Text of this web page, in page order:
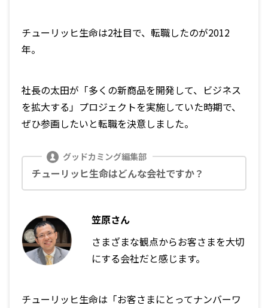
チューリッヒ生命は2社目で、転職したのが2012
年。
社長の太田が「多くの新商品を開発して、ビジネス
を拡大する」プロジェクトを実施していた時期で、
ぜひ参画したいと転職を決意しました。
チューリッヒ生命はどんな会社ですか？
笠原さん
さまざまな観点からお客さまを大切
にする会社だと感じます。
チューリッヒ生命は「お客さまにとってナンバーワ